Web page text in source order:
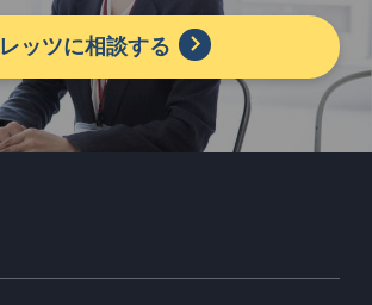
レッツに相談する